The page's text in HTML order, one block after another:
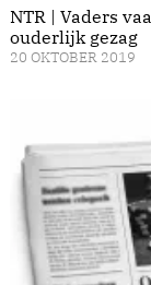
NTR | Vaders
ouderlijk gezag
20 OKTOBER 2019